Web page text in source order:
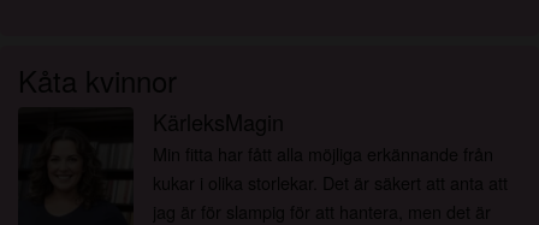
Kåta kvinnor
KärleksMagin
Min fitta har fått alla möjliga erkännande från
kukar i olika storlekar. Det är säkert att anta att
jag är för slampig för att hantera, men det är